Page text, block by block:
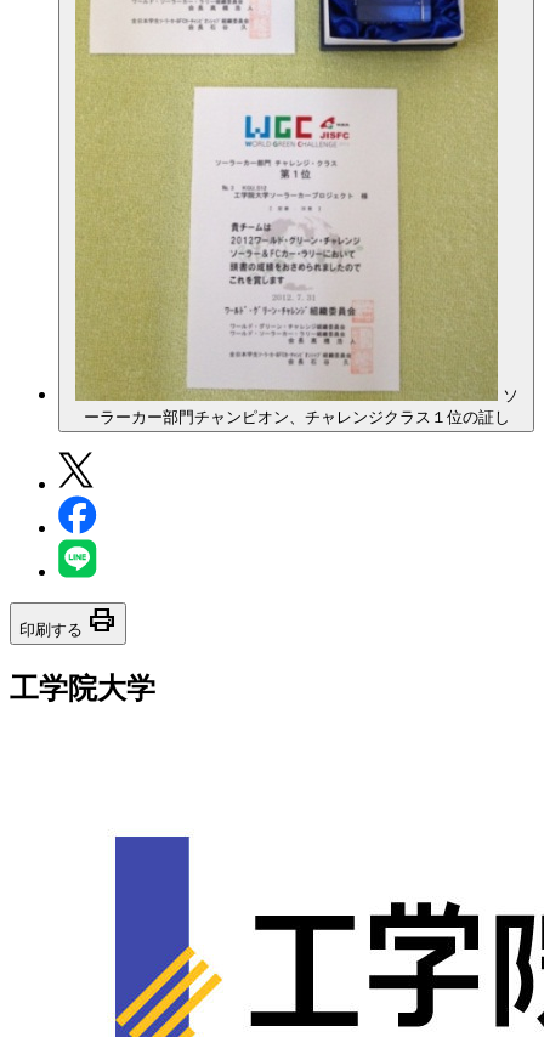
ソ
ーラーカー部門チャンピオン、チャレンジクラス１位の証し
印刷する print
工学院大学